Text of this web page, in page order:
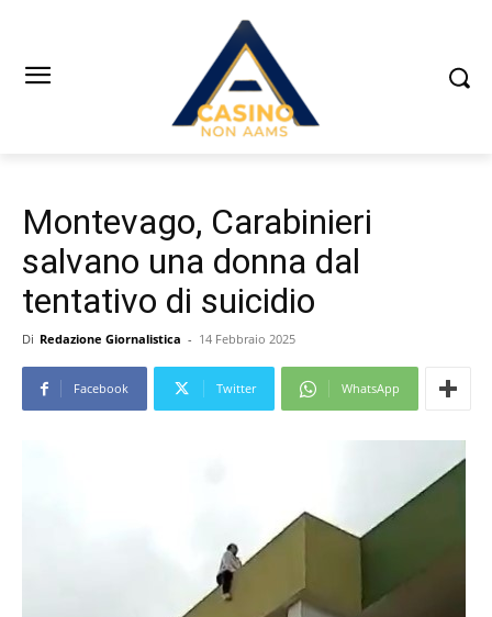
Montevago, Carabinieri
salvano una donna dal
tentativo di suicidio
Di Redazione Giornalistica - 14 Febbraio 2025
Facebook Twitter WhatsApp